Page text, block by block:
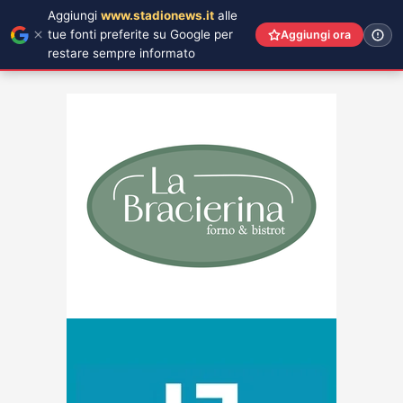
Aggiungi www.stadionews.it alle
tue fonti preferite su Google per
restare sempre informato
Aggiungi ora